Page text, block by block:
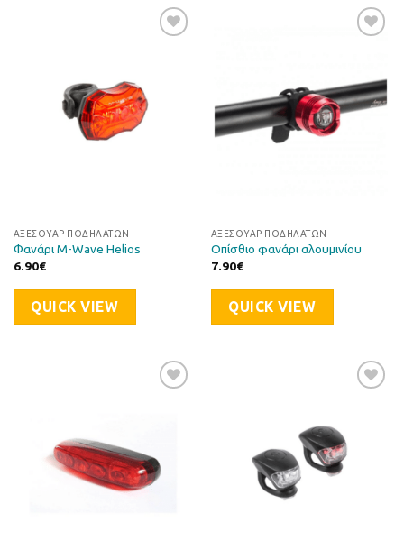
ΑΞΕΣΟΥΆΡ ΠΟΔΗΛΆΤΩΝ
Φανάρι M-Wave Helios
6.90€
QUICK VIEW
ΑΞΕΣΟΥΆΡ ΠΟΔΗΛΆΤΩΝ
Οπίσθιο φανάρι αλουμινίου
7.90€
QUICK VIEW
Επιθυμιών